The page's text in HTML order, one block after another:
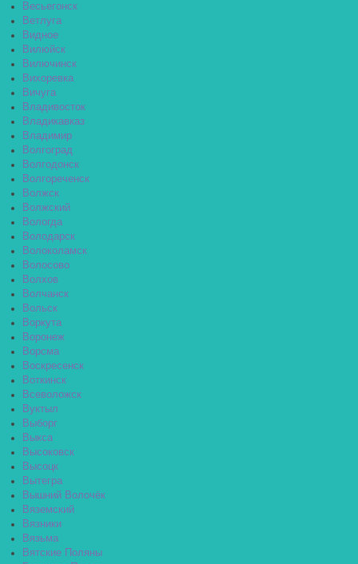
Весьегонск
Ветлуга
Видное
Вилюйск
Вилючинск
Вихоревка
Вичуга
Владивосток
Владикавказ
Владимир
Волгоград
Волгодонск
Волгореченск
Волжск
Волжский
Вологда
Володарск
Волоколамск
Волосово
Волхов
Волчанск
Вольск
Воркута
Воронеж
Ворсма
Воскресенск
Воткинск
Всеволожск
Вуктыл
Выборг
Выкса
Высоковск
Высоцк
Вытегра
Вышний Волочёк
Вяземский
Вязники
Вязьма
Вятские Поляны